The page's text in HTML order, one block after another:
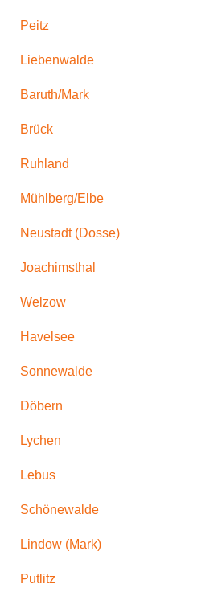
Peitz
Liebenwalde
Baruth/Mark
Brück
Ruhland
Mühlberg/Elbe
Neustadt (Dosse)
Joachimsthal
Welzow
Havelsee
Sonnewalde
Döbern
Lychen
Lebus
Schönewalde
Lindow (Mark)
Putlitz